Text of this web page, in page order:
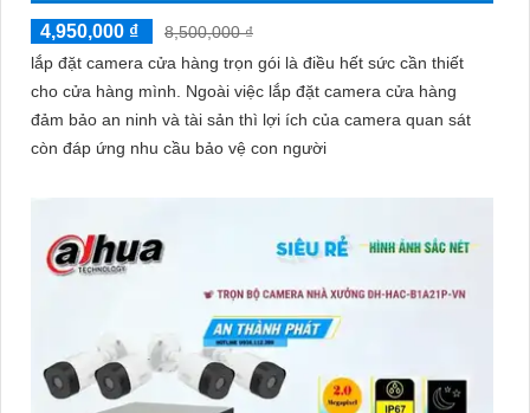
4,950,000 ₫
8,500,000 ₫
lắp đặt camera cửa hàng trọn gói là điều hết sức cần thiết
cho cửa hàng mình. Ngoài việc lắp đặt camera cửa hàng
đảm bảo an ninh và tài sản thì lợi ích của camera quan sát
còn đáp ứng nhu cầu bảo vệ con người